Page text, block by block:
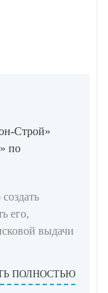
Строй»
по
его,
выдачи
ПОЛНОСТЬЮ